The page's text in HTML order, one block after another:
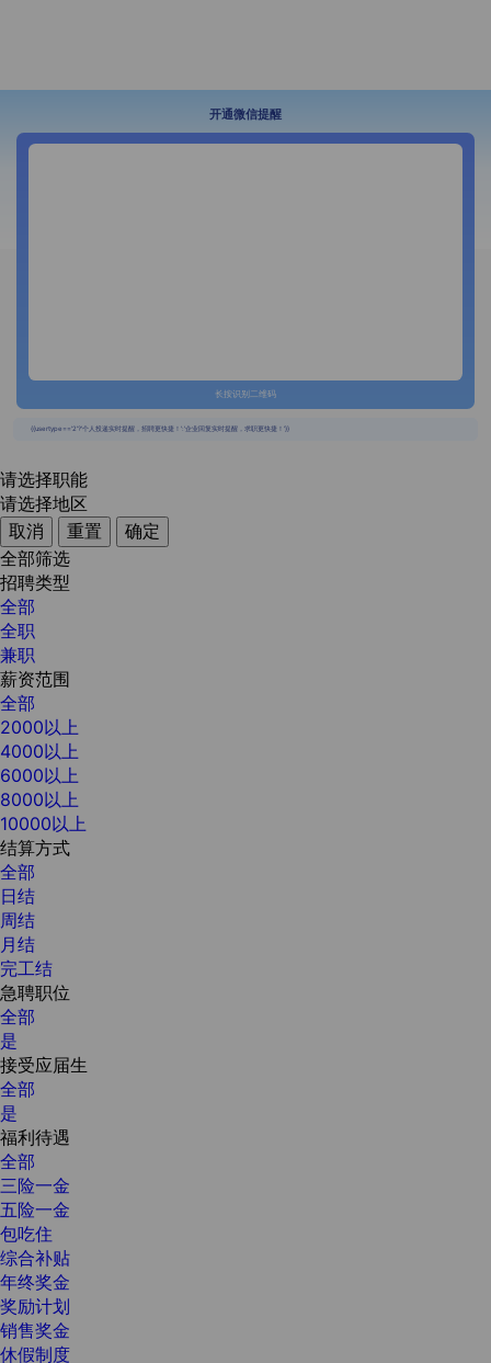
开通微信提醒
长按识别二维码
{{usertype=='2'?'个人投递实时提醒，招聘更快捷！':'企业回复实时提醒，求职更快捷！'}}
请选择职能
请选择地区
取消
重置
确定
全部筛选
招聘类型
全部
全职
兼职
薪资范围
全部
2000以上
4000以上
6000以上
8000以上
10000以上
结算方式
全部
日结
周结
月结
完工结
急聘职位
全部
是
接受应届生
全部
是
福利待遇
全部
三险一金
五险一金
包吃住
综合补贴
年终奖金
奖励计划
销售奖金
休假制度